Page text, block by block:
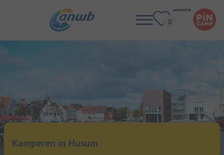
Kamperen in Husum